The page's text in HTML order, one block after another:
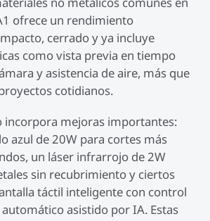
ofrece un rendimiento
cerrado y ya incluye
como vista previa en tiempo
y asistencia de aire, más que
cotidianos.
incorpora mejoras importantes:
azul de 20W para cortes más
un láser infrarrojo de 2W
sin recubrimiento y ciertos
táctil inteligente con control
asistido por IA. Estas